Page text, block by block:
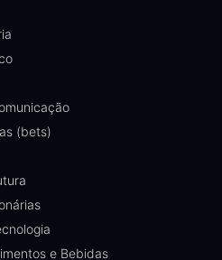
(bets)
e Bebidas